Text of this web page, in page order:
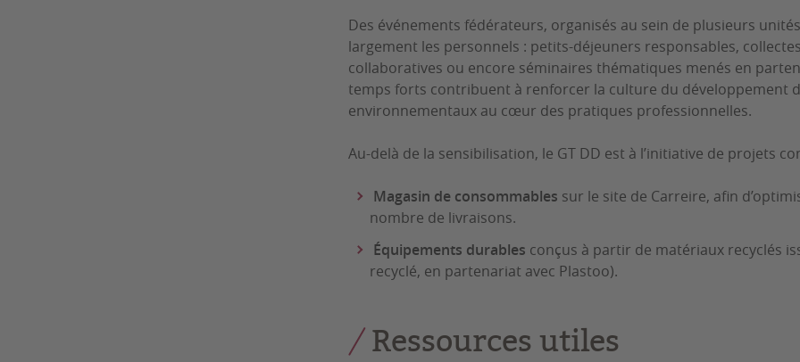
Des événements fédérateurs, organisés au sein de plusieurs
largement les personnels : petits-déjeuners responsables,
collaboratives ou encore séminaires thématiques menés en
temps forts contribuent à renforcer la culture du développement
environnementaux au cœur des pratiques professionnelles.
Au-delà de la sensibilisation, le GT DD est à l’initiative de projets
Magasin de consommables sur le site de Carreire, afin
nombre de livraisons.
Équipements durables conçus à partir de matériaux recyclés
recyclé, en partenariat avec Plastoo).
Ressources utiles